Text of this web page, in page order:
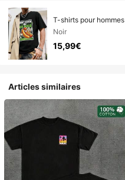
T-shirts pour hommes
Noir
15,99€
Articles similaires